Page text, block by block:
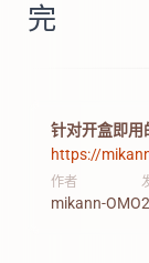
完
针对开盒即用
https://
作者
mikann-OMO